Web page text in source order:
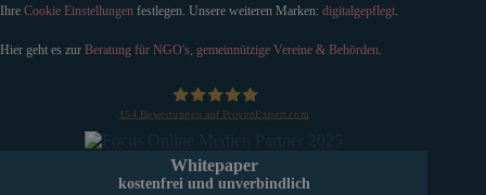
Ihre Cookie Einstellungen festlegen. Unsere weiteren Marken: digitalgepflegt
Hier geht es zur Beratung für NGO's, gemeinnützige Vereine & Behörden
154 Bewertungen auf ProvenExpert.com
Whitepaper
kostenfrei und unverbindlich